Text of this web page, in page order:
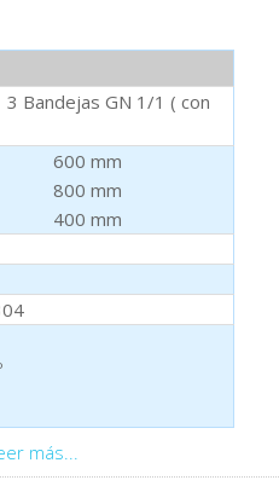
GN 1/1 ( con
mm
mm
mm
más...